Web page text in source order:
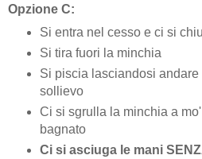
Opzione C:
Si entra nel cesso e ci si
Si tira fuori la minchia
Si piscia lasciandosi
sollievo
Ci si sgrulla la minchia a
bagnato
Ci si asciuga le mani